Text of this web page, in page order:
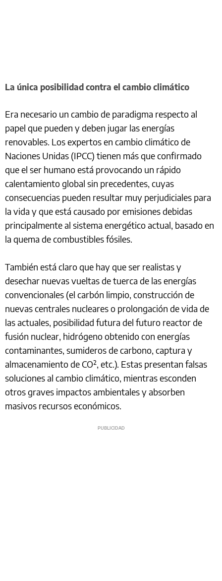
La única posibilidad contra el cambio climático
Era necesario un cambio de paradigma respecto al
papel que pueden y deben jugar las energías
renovables. Los expertos en cambio climático de
Naciones Unidas (IPCC) tienen más que confirmado
que el ser humano está provocando un rápido
calentamiento global sin precedentes, cuyas
consecuencias pueden resultar muy perjudiciales para
la vida y que está causado por emisiones debidas
principalmente al sistema energético actual, basado en
la quema de combustibles fósiles.
También está claro que hay que ser realistas y
desechar nuevas vueltas de tuerca de las energías
convencionales (el carbón limpio, construcción de
nuevas centrales nucleares o prolongación de vida de
las actuales, posibilidad futura del futuro reactor de
fusión nuclear, hidrógeno obtenido con energías
contaminantes, sumideros de carbono, captura y
almacenamiento de CO₂, etc.). Estas presentan falsas
soluciones al cambio climático, mientras esconden
otros graves impactos ambientales y absorben
masivos recursos económicos.